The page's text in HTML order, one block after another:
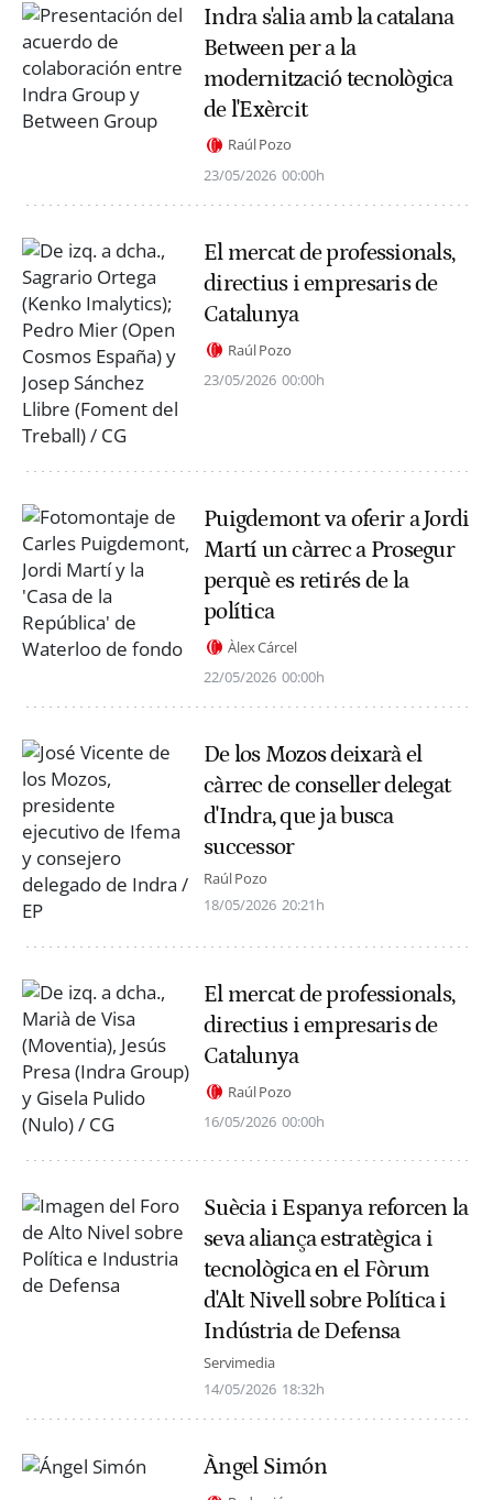
Indra s'alia amb la catalana
Between per a la
modernització tecnològica
de l'Exèrcit
Raúl Pozo
23/05/2026 00:00h
El mercat de professionals,
directius i empresaris de
Catalunya
Raúl Pozo
23/05/2026 00:00h
Puigdemont va oferir a Jordi
Martí un càrrec a Prosegur
perquè es retirés de la
política
Àlex Cárcel
22/05/2026 00:00h
De los Mozos deixarà el
càrrec de conseller delegat
d'Indra, que ja busca
successor
Raúl Pozo
18/05/2026 20:21h
El mercat de professionals,
directius i empresaris de
Catalunya
Raúl Pozo
16/05/2026 00:00h
Suècia i Espanya reforcen la
seva aliança estratègica i
tecnològica en el Fòrum
d'Alt Nivell sobre Política i
Indústria de Defensa
Servimedia
14/05/2026 18:32h
Àngel Simón